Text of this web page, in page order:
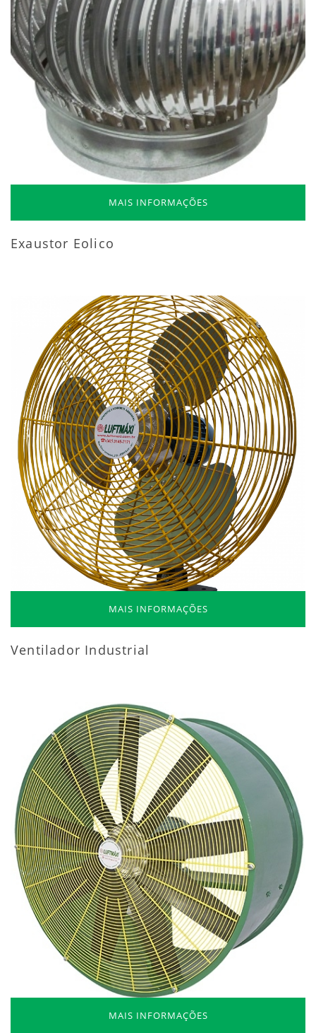
MAIS INFORMAÇÕES
Exaustor Eolico
MAIS INFORMAÇÕES
Ventilador Industrial
MAIS INFORMAÇÕES